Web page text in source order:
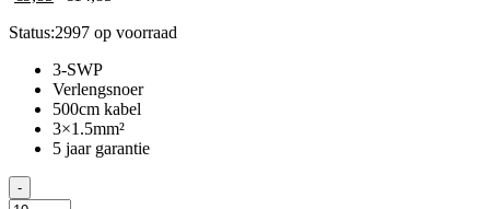
Status:2997 op voorraad
3-SWP
Verlengsnoer
500cm kabel
3×1.5mm²
5 jaar garantie
3-
SWP
-